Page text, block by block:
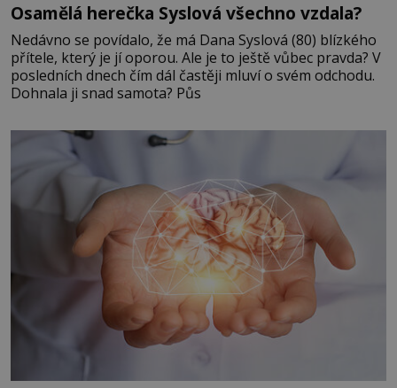
Osamělá herečka Syslová všechno vzdala?
Nedávno se povídalo, že má Dana Syslová (80) blízkého
přítele, který je jí oporou. Ale je to ještě vůbec pravda? V
posledních dnech čím dál častěji mluví o svém odchodu.
Dohnala ji snad samota? Půs